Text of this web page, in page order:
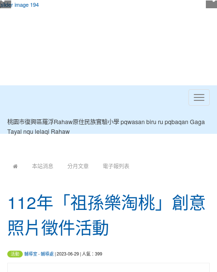
Toggle
桃園市復興區羅浮Rahaw原住民族實驗小學 pqwasan biru ru pqbaqan Gaga
Tayal nqu lelaqi Rahaw
本站消息 分月文章 電子報列表
112年「祖孫樂淘桃」創意
照片徵件活動
活動 輔導室-輔導處| 2023-06-29 | 人氣：399